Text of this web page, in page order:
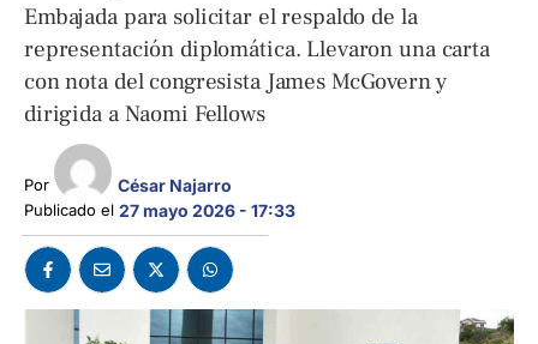
Embajada para solicitar el respaldo de la
representación diplomática. Llevaron una carta
con nota del congresista James McGovern y
dirigida a Naomi Fellows
Por César Najarro
Publicado el 27 mayo 2026 - 17:33